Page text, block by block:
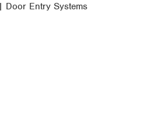
Door Entry Systems